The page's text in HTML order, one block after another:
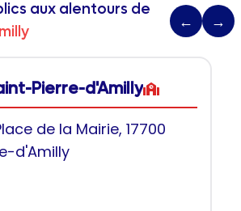
aux alentours de
← →
Pierre-d'Amilly
de la Mairie, 17700
d'Amilly